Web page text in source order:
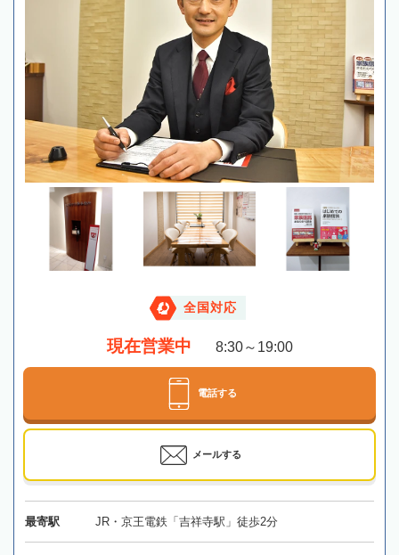
全国対応
現在営業中 8:30～19:00
電話する
メールする
最寄駅 JR・京王電鉄「吉祥寺駅」徒歩2分